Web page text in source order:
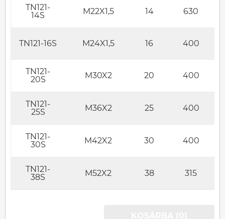
TN121-
14S
M22X1,5 14 630
TN121-16S M24X1,5 16 400
TN121-
20S
M30X2 20 400
TN121-
25S
M36X2 25 400
TN121-
30S
M42X2 30 400
TN121-
38S
M52X2 38 315